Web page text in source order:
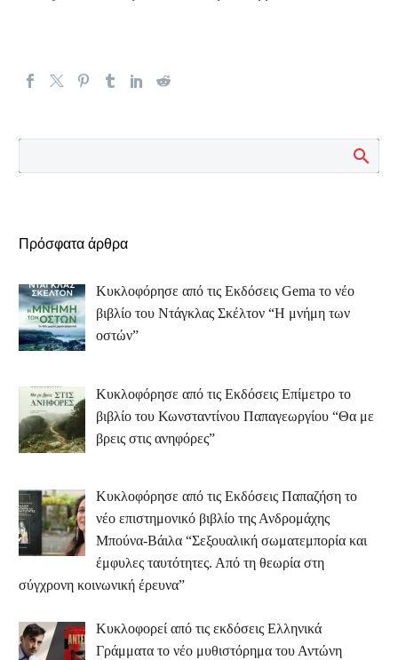
Πρόσφατα άρθρα
Κυκλοφόρησε από τις Εκδόσεις Gema το νέο
βιβλίο του Ντάγκλας Σκέλτον “Η μνήμη των
οστών”
Κυκλοφόρησε από τις Εκδόσεις Επίμετρο το
βιβλίο του Κωνσταντίνου Παπαγεωργίου “Θα με
βρεις στις ανηφόρες”
Κυκλοφόρησε από τις Εκδόσεις Παπαζήση το
νέο επιστημονικό βιβλίο της Ανδρομάχης
Μπούνα-Βάιλα “Σεξουαλική σωματεμπορία και
έμφυλες ταυτότητες. Από τη θεωρία στη
σύγχρονη κοινωνική έρευνα”
Κυκλοφορεί από τις εκδόσεις Ελληνικά
Γράμματα το νέο μυθιστόρημα του Αντώνη